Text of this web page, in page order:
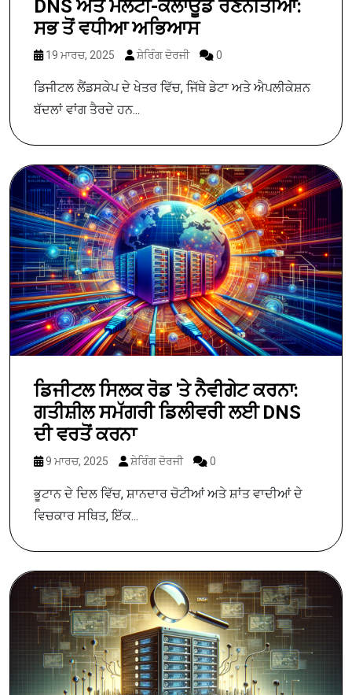
DNS ਅਤੇ ਮਲਟੀ-ਕਲਾਊਡ ਰਣਨੀਤੀਆਂ:
ਸਭ ਤੋਂ ਵਧੀਆ ਅਭਿਆਸ
19 ਮਾਰਚ, 2025 ਸ਼ੇਰਿੰਗ ਦੋਰਜੀ 0
ਡਿਜੀਟਲ ਲੈਂਡਸਕੇਪ ਦੇ ਖੇਤਰ ਵਿੱਚ, ਜਿੱਥੇ ਡੇਟਾ ਅਤੇ ਐਪਲੀਕੇਸ਼ਨ
ਬੱਦਲਾਂ ਵਾਂਗ ਤੈਰਦੇ ਹਨ...
ਡਿਜੀਟਲ ਸਿਲਕ ਰੋਡ 'ਤੇ ਨੈਵੀਗੇਟ ਕਰਨਾ:
ਗਤੀਸ਼ੀਲ ਸਮੱਗਰੀ ਡਿਲੀਵਰੀ ਲਈ DNS
ਦੀ ਵਰਤੋਂ ਕਰਨਾ
9 ਮਾਰਚ, 2025 ਸ਼ੇਰਿੰਗ ਦੋਰਜੀ 0
ਭੂਟਾਨ ਦੇ ਦਿਲ ਵਿੱਚ, ਸ਼ਾਨਦਾਰ ਚੋਟੀਆਂ ਅਤੇ ਸ਼ਾਂਤ ਵਾਦੀਆਂ ਦੇ
ਵਿਚਕਾਰ ਸਥਿਤ, ਇੱਕ...